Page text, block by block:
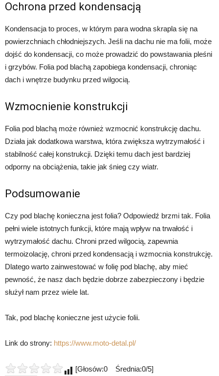
Ochrona przed kondensacją
Kondensacja to proces, w którym para wodna skrapla się na
powierzchniach chłodniejszych. Jeśli na dachu nie ma folii, może
dojść do kondensacji, co może prowadzić do powstawania pleśni
i grzybów. Folia pod blachą zapobiega kondensacji, chroniąc
dach i wnętrze budynku przed wilgocią.
Wzmocnienie konstrukcji
Folia pod blachą może również wzmocnić konstrukcję dachu.
Działa jak dodatkowa warstwa, która zwiększa wytrzymałość i
stabilność całej konstrukcji. Dzięki temu dach jest bardziej
odporny na obciążenia, takie jak śnieg czy wiatr.
Podsumowanie
Czy pod blachę konieczna jest folia? Odpowiedź brzmi tak. Folia
pełni wiele istotnych funkcji, które mają wpływ na trwałość i
wytrzymałość dachu. Chroni przed wilgocią, zapewnia
termoizolację, chroni przed kondensacją i wzmocnia konstrukcję.
Dlatego warto zainwestować w folię pod blachę, aby mieć
pewność, że nasz dach będzie dobrze zabezpieczony i będzie
służył nam przez wiele lat.
Tak, pod blachę konieczne jest użycie folii.
Link do strony: https://www.moto-detal.pl/
[Głosów:0 Średnia:0/5]